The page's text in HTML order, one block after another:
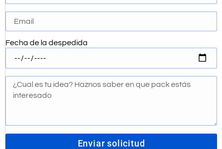
Fecha de la despedida
Enviar solicitud